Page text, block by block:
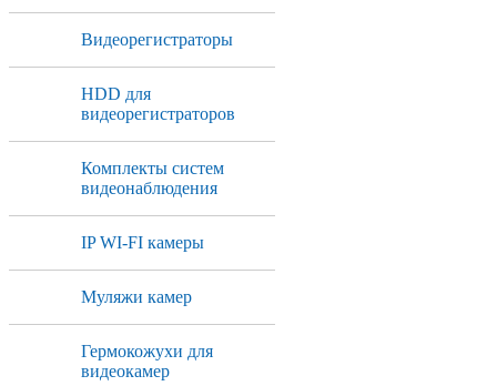
Видеорегистраторы
HDD для
видеорегистраторов
Комплекты систем
видеонаблюдения
IP WI-FI камеры
Муляжи камер
Гермокожухи для
видеокамер